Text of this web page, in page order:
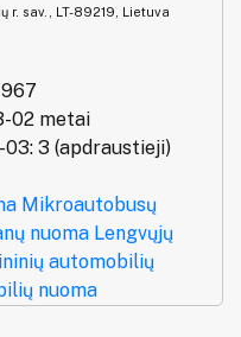
r. sav., LT-89219, Lietuva
02 metai
03: 3 (apdraustieji)
Mikroautobusų
nuoma Lengvųjų
automobilių
nuoma